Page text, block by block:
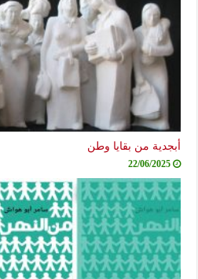
أبجدية من بقايا وطن
22/06/2025